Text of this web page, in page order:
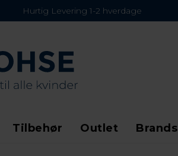
Hurtig Levering 1-2 hverdage
Tilbehør Outlet Brands